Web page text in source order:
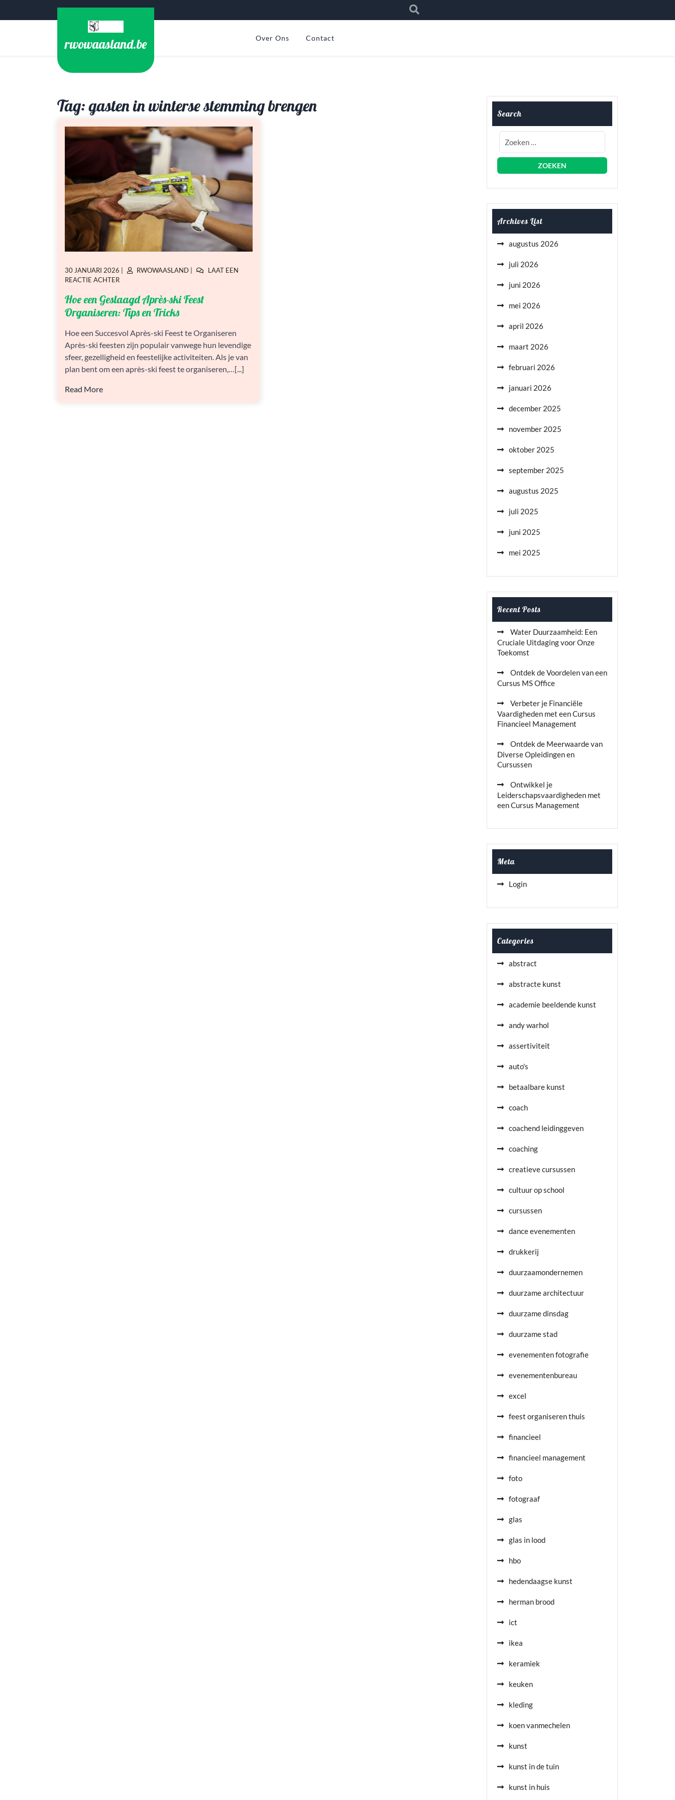
rwowaasland.be Over Ons Contact
Tag:gasten in winterse stemming brengen
GEPLAATST
OP
30 JANUARI 2026
GEPLAATST
RWOWAASLAND
LAAT EEN
REACTIE ACHTEROP
EEN
GESLAAGD
APRÈS-
FEEST
ORGANISEREN:
TIPS
TRICKS
Hoe een Geslaagd Après-ski Feest
Organiseren: Tips en Tricks
Hoe een Succesvol Après-ski Feest te Organiseren
Après-ski feesten zijn populair vanwege hun levendige
sfeer, gezelligheid en feestelijke activiteiten. Als je van
plan bent om een après-ski feest te organiseren,…[...]
Read More
Search
Archives List
augustus 2026
juli 2026
juni 2026
mei 2026
april 2026
maart 2026
februari 2026
januari 2026
december 2025
november 2025
oktober 2025
september 2025
augustus 2025
juli 2025
juni 2025
mei 2025
Recent Posts
Water Duurzaamheid: Een
Cruciale Uitdaging voor Onze
Toekomst
Ontdek de Voordelen van een
Cursus MS Office
Verbeter je Financiële
Vaardigheden met een Cursus
Financieel Management
Ontdek de Meerwaarde van
Diverse Opleidingen en
Cursussen
Ontwikkel je
Leiderschapsvaardigheden met
een Cursus Management
Meta
Login
Categories
abstract
abstracte kunst
academie beeldende kunst
andy warhol
assertiviteit
auto's
betaalbare kunst
coach
coachend leidinggeven
coaching
creatieve cursussen
cultuur op school
cursussen
dance evenementen
drukkerij
duurzaamondernemen
duurzame architectuur
duurzame dinsdag
duurzame stad
evenementen fotografie
evenementenbureau
excel
feest organiseren thuis
financieel
financieel management
foto
fotograaf
glas
glas in lood
hbo
hedendaagse kunst
herman brood
ict
ikea
keramiek
keuken
kleding
koen vanmechelen
kunst
kunst in de tuin
kunst in huis